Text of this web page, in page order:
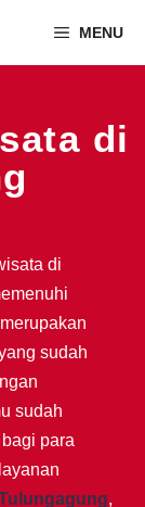
MENU
di
di
sudah
sudah
para
,